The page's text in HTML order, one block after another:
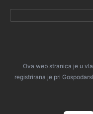
Ova web stranica je u
registrirana je pri